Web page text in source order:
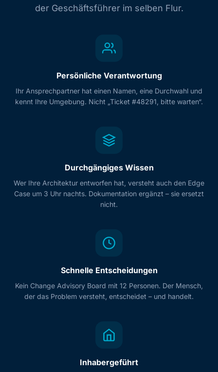
der Geschäftsführer im selben Flur.
Persönliche Verantwortung
Ihr Ansprechpartner hat einen Namen, eine Durchwahl und
kennt Ihre Umgebung. Nicht „Ticket #48291, bitte warten“.
Durchgängiges Wissen
Wer Ihre Architektur entworfen hat, versteht auch den Edge
Case um 3 Uhr nachts. Dokumentation ergänzt – sie ersetzt
nicht.
Schnelle Entscheidungen
Kein Change Advisory Board mit 12 Personen. Der Mensch,
der das Problem versteht, entscheidet – und handelt.
Inhabergeführt